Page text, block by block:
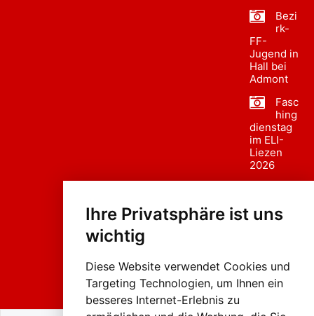
Ihre Privatsphäre ist uns
wichtig
Diese Website verwendet Cookies und
Targeting Technologien, um Ihnen ein
besseres Internet-Erlebnis zu
Bezi
rk-
FF-
Jugend in
Hall bei
Admont
Fasc
hing
dienstag
im ELI-
Liezen
2026
sumzug
Liezen